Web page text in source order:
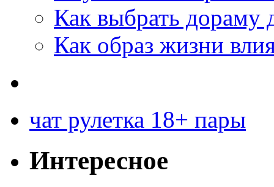
Как выбрать дораму
Как образ жизни
чат рулетка 18+ пары
Интересное